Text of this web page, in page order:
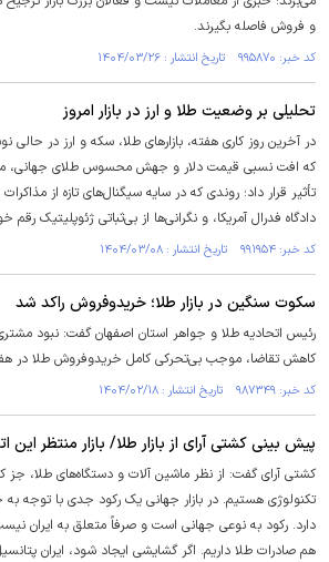
و فروش فاصله بگیرند.
کد خبر: ۹۹۵۸۷۰ تاریخ انتشار : ۱۴۰۴/۰۳/۲۶
تحلیلی بر وضعیت طلا و ارز در بازار امروز
در آخرین روز کاری هفته، بازار‌های طلا، سکه و ارز در حالی
که افت نسبی قیمت دلار و جهش محسوس طلای جهانی،
تأثیر قرار داد؛ روندی که در سایه سیگنال‌های تازه از
دادگاه فدرال آمریکا، و نگرانی‌ها از بی‌ثباتی ژئوپلیتیک رقم
کد خبر: ۹۹۱۹۵۴ تاریخ انتشار : ۱۴۰۴/۰۳/۰۸
سکوت سنگین در بازار طلا؛ خریدوفروش راکد شد
رئیس اتحادیه طلا و جواهر استان اصفهان گفت: نبود
کاهش تقاضا، موجب بی‌تحرکی کامل خریدوفروش طلا در
کد خبر: ۹۸۷۳۴۹ تاریخ انتشار : ۱۴۰۴/۰۲/۱۸
پیش بینی کشتی آرای از بازار طلا/ بازار منتظر این
کشتی آرای گفت: از نظر ماشین آلات و دستگاه‌های طلا، جز
تکنولوژی هستیم. در بازار جهانی یک رکود جدی با توجه
دارد. رکود به نوعی جهانی است و صرفاً متعلق به ایران
هم صادرات طلا داریم. اگر گشایشی ایجاد شود، ایران